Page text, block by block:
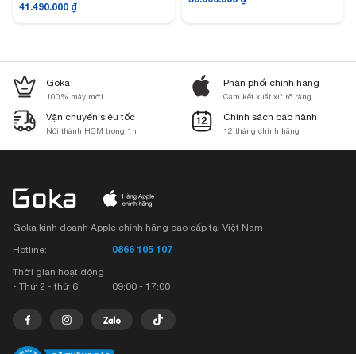
41.490.000 ₫
Goka
100% máy mới
Phân phối chính hãng
Cam kết xuất xứ rõ ràng
Vận chuyển siêu tốc
Nội thành HCM trong 1h
Chính sách bảo hành
12 tháng chính hãng
Goka kinh doanh Apple chính hãng cao cấp tại Việt Nam
Hotline:
0866 105 107
Thời gian hoạt động
• Thứ 2 - thứ 6:
09:00 - 17:00